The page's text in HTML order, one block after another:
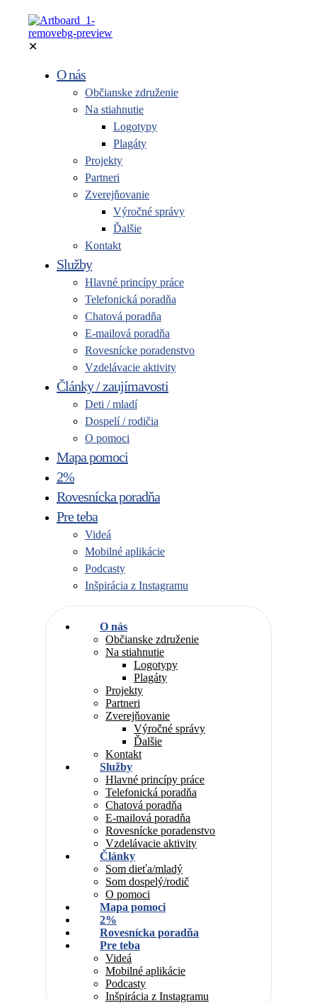
✕
O nás
Občianske združenie
Na stiahnutie
Logotypy
Plagáty
Projekty
Partneri
Zverejňovanie
Výročné správy
Ďalšie
Kontakt
Služby
Hlavné princípy práce
Telefonická poradňa
Chatová poradňa
E-mailová poradňa
Rovesnícke poradenstvo
Vzdelávacie aktivity
Články / zaujímavosti
Deti / mladí
Dospelí / rodičia
O pomoci
Mapa pomoci
2%
Rovesnícka poradňa
Pre teba
Videá
Mobilné aplikácie
Podcasty
Inšpirácia z Instagramu
O nás
Občianske združenie
Na stiahnutie
Logotypy
Plagáty
Projekty
Partneri
Zverejňovanie
Výročné správy
Ďalšie
Kontakt
Služby
Hlavné princípy práce
Telefonická poradňa
Chatová poradňa
E-mailová poradňa
Rovesnícke poradenstvo
Vzdelávacie aktivity
Články
Som dieťa/mladý
Som dospelý/rodič
O pomoci
Mapa pomoci
2%
Rovesnícka poradňa
Pre teba
Videá
Mobilné aplikácie
Podcasty
Inšpirácia z Instagramu